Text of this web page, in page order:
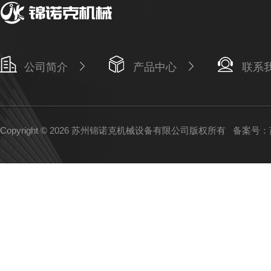
公司简介 产品中心 联系
Copyright © 2026 苏州锦诺克机械设备有限公司版权所有 备案号：